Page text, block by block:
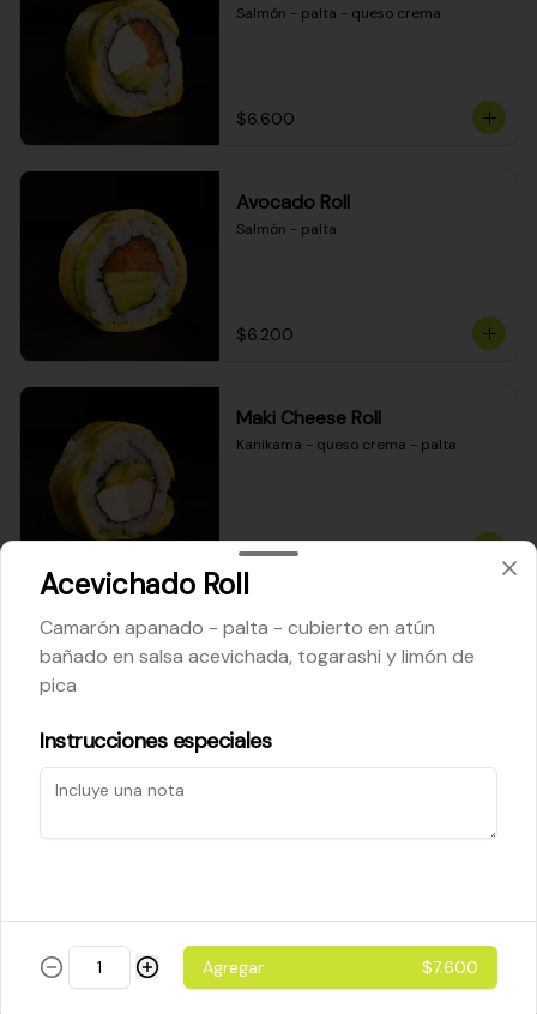
Salmón - palta - queso crema
$6.600
Avocado Roll
Salmón - palta
$6.200
Maki Cheese Roll
Kanikama - queso crema - palta
$5.200
Cheese Roll
Queso crema - palta - cebollín
$5.200
$5.800
Acevichado Roll
Camarón apanado - palta - cubierto en atún
bañado en salsa acevichada, togarashi y limón de
pica
Instrucciones especiales
Agregar $7.600